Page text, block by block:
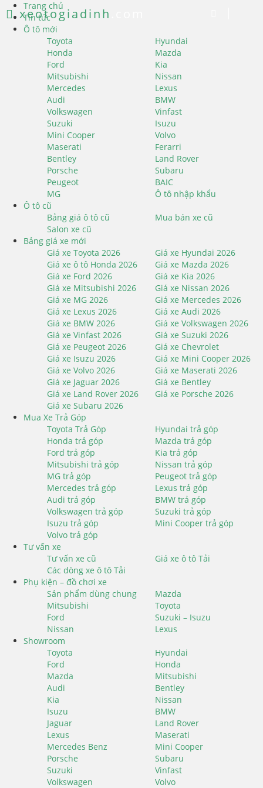
Trang chủ
Tin tức
Ô tô mới
Toyota
Hyundai
Honda
Mazda
Ford
Kia
Mitsubishi
Nissan
Mercedes
Lexus
Audi
BMW
Volkswagen
Vinfast
Suzuki
Isuzu
Mini Cooper
Volvo
Maserati
Ferarri
Bentley
Land Rover
Porsche
Subaru
Peugeot
BAIC
MG
Ô tô nhập khẩu
Ô tô cũ
Bảng giá ô tô cũ
Mua bán xe cũ
Salon xe cũ
Bảng giá xe mới
Giá xe Toyota 2026
Giá xe Hyundai 2026
Giá xe ô tô Honda 2026
Giá xe Mazda 2026
Giá xe Ford 2026
Giá xe Kia 2026
Giá xe Mitsubishi 2026
Giá xe Nissan 2026
Giá xe MG 2026
Giá xe Mercedes 2026
Giá xe Lexus 2026
Giá xe Audi 2026
Giá xe BMW 2026
Giá xe Volkswagen 2026
Giá xe Vinfast 2026
Giá xe Suzuki 2026
Giá xe Peugeot 2026
Giá xe Chevrolet
Giá xe Isuzu 2026
Giá xe Mini Cooper 2026
Giá xe Volvo 2026
Giá xe Maserati 2026
Giá xe Jaguar 2026
Giá xe Bentley
Giá xe Land Rover 2026
Giá xe Porsche 2026
Giá xe Subaru 2026
Mua Xe Trả Góp
Toyota Trả Góp
Hyundai trả góp
Honda trả góp
Mazda trả góp
Ford trả góp
Kia trả góp
Mitsubishi trả góp
Nissan trả góp
MG trả góp
Peugeot trả góp
Mercedes trả góp
Lexus trả góp
Audi trả góp
BMW trả góp
Volkswagen trả góp
Suzuki trả góp
Isuzu trả góp
Mini Cooper trả góp
Volvo trả góp
Tư vấn xe
Tư vấn xe cũ
Giá xe ô tô Tải
Các dòng xe ô tô Tải
Phụ kiện – đồ chơi xe
Sản phẩm dùng chung
Mazda
Mitsubishi
Toyota
Ford
Suzuki – Isuzu
Nissan
Lexus
Showroom
Toyota
Hyundai
Ford
Honda
Mazda
Mitsubishi
Audi
Bentley
Kia
Nissan
Isuzu
BMW
Jaguar
Land Rover
Lexus
Maserati
Mercedes Benz
Mini Cooper
Porsche
Subaru
Suzuki
Vinfast
Volkswagen
Volvo
xeotogiadinh